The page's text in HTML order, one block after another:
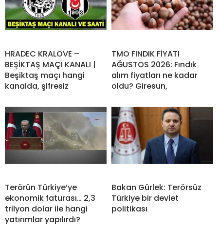
HRADEC KRALOVE –
BEŞİKTAŞ MAÇI KANALI |
Beşiktaş maçı hangi
kanalda, şifresiz
TMO FINDIK FİYATI
AĞUSTOS 2026: Fındık
alım fiyatları ne kadar
oldu? Giresun,
Terörün Türkiye’ye
ekonomik faturası… 2,3
trilyon dolar ile hangi
yatırımlar yapılırdı?
Bakan Gürlek: Terörsüz
Türkiye bir devlet
politikası